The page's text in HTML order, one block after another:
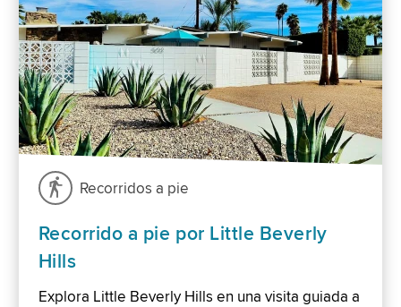
Recorridos a pie
Recorrido a pie por Little Beverly
Hills
Explora Little Beverly Hills en una visita guiada a